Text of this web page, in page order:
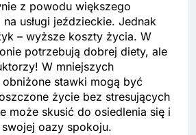
z powodu większego
usługi jeździeckie. Jednak
– wyższe koszty życia. W
potrzebują dobrej diety, ale
W mniejszych
stawki mogą być
życie bez stresujących
może skusić do osiedlenia się i
oazy spokoju.